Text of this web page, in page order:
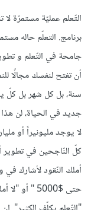
التّعلم عمليّة مستمرّة
برنامج. التعلّم حاله
جامحة في التّعلم و
أن تفتح لنفسك مجالًا
سنة، بل كل شهر بل كلّ
جديد في الحياة، لن
لا يوجد مليونيراً أو
كلّ النّاجحين في تطوير
أملك النّقود لأشارك في